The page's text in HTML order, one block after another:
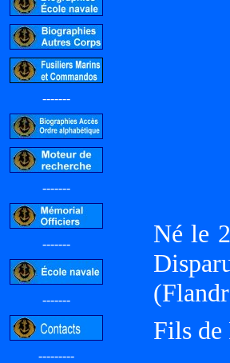
-------
-------
-------
-------
---------
Né le
Fils